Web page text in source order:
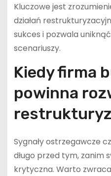
Kluczowe jest
działań
sukces i pozwala
scenariuszy.
Kiedy firma
powinna
Sygnały ostrzegawcze
długo przed tym, zanim
krytyczna. Warto